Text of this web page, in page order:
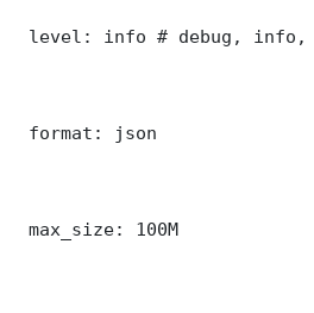
level: info # debug, info,
format: json
max_size: 100M